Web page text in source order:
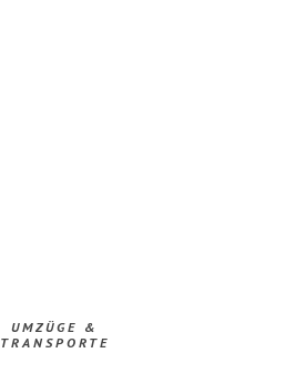
UMZÜGE &
TRANSPORTE